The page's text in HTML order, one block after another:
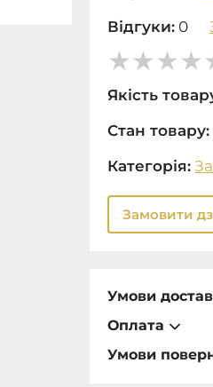
Відгуки: 0
Якість
Стан товару:
Категорія:
Замовити
Умови
Оплата
Умови